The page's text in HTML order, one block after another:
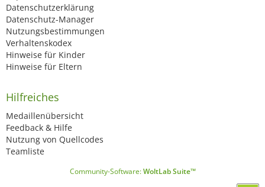
Datenschutzerklärung
Datenschutz-Manager
Nutzungsbestimmungen
Verhaltenskodex
Hinweise für Kinder
Hinweise für Eltern
Hilfreiches
Medaillenübersicht
Feedback & Hilfe
Nutzung von Quellcodes
Teamliste
Community-Software:WoltLab Suite™